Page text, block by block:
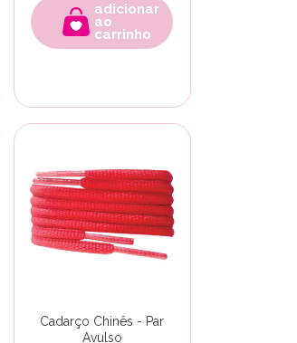
adicionar
ao
carrinho
Cadarço Chinês - Par
Avulso